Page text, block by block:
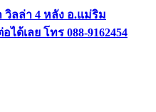
วิลล่า 4 หลัง อ.แม่ริม
ด้เลย โทร 088-9162454